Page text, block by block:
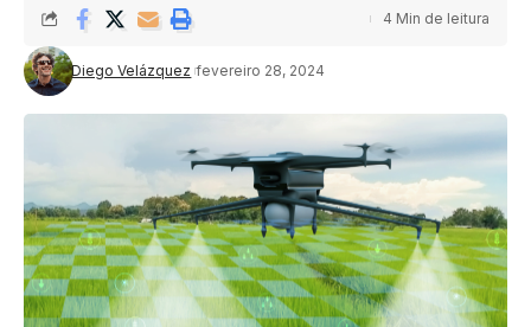
Diego Velázquez fevereiro 28, 2024
4 Min de leitura